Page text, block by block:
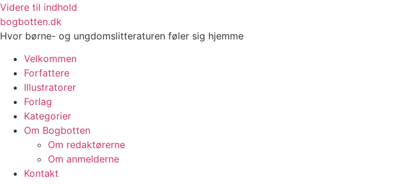
Videre til indhold
bogbotten.dk
Hvor børne- og ungdomslitteraturen føler sig hjemme
Velkommen
Forfattere
Illustratorer
Forlag
Kategorier
Om Bogbotten
Om redaktørerne
Om anmelderne
Kontakt